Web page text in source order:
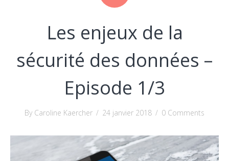
Les enjeux de la
sécurité des données –
Episode 1/3
By Caroline Kaercher / 24 janvier 2018 / 0 Comments